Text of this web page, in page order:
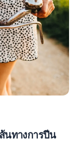
นทางการปีน